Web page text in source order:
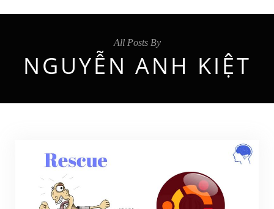
All Posts By
NGUYỄN ANH KIỆT